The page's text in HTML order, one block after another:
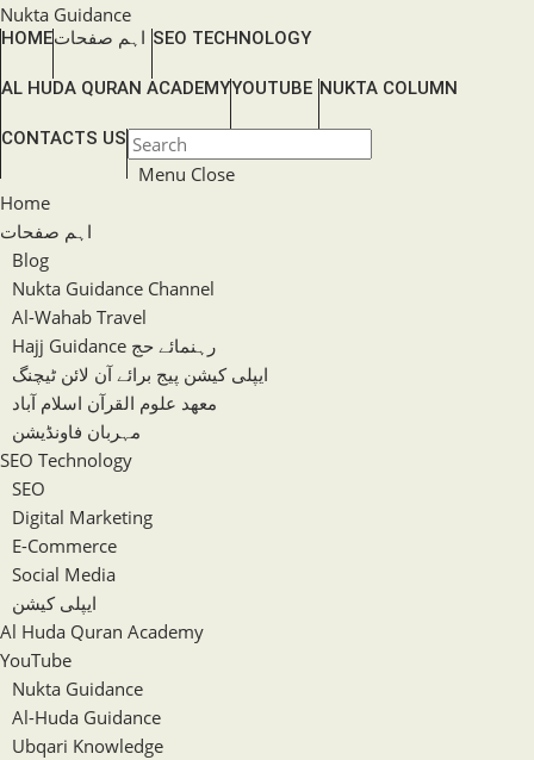
Skip
to
Nukta Guidance
HOMEاہم صفحات SEO TECHNOLOGY
AL HUDA QURAN ACADEMYYOUTUBE NUKTA COLUMN
CONTACTS USTOGGLE
WEBSITE
SEARCH
Menu Close
Home
اہم صفحات
Blog
Nukta Guidance Channel
Al-Wahab Travel
Hajj Guidance رہنمائے حج
ایپلی کیشن پیج برائے آن لائن ٹیچنگ
معھد علوم القرآن اسلام آباد
مہربان فاونڈیشن
SEO Technology
SEO
Digital Marketing
E-Commerce
Social Media
ایپلی کیشن
Al Huda Quran Academy
YouTube
Nukta Guidance
Al-Huda Guidance
Ubqari Knowledge